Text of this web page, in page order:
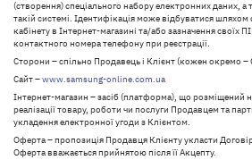
(створення) спеціального набору електронних даних, а
такій системі. Ідентифікація може відбуватися
кабінету в Інтернет-магазині та/або зазначення своїх
контактного номера телефону при реєстрації.
Сторони – спільно Продавець і Клієнт (кожен окремо –
Сайт –www.samsung-online.com.ua
Інтернет-магазин – засіб (платформа), що розміщений
реалізації товару, роботи чи послуги Продавцем та
укладення електронної угоди з Клієнтом.
Оферта – пропозиція Продавця Клієнту укласти
Оферта вважається прийнятою після її Акцепту.